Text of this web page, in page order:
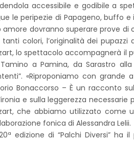
accessibile e godibile a
le peripezie di Papageno, buffo
amore dovranno superare prove di
tanti colori, l’originalità dei
lo spettacolo accompagnerà il
a Pamina, da Sarastro
«Riproponiamo con
Bonaccorso – È un racconto
e sulla leggerezza
che abbiamo utilizzato come
fonica di Alessandra Lelii.
edizione di “Palchi Diversi” ha